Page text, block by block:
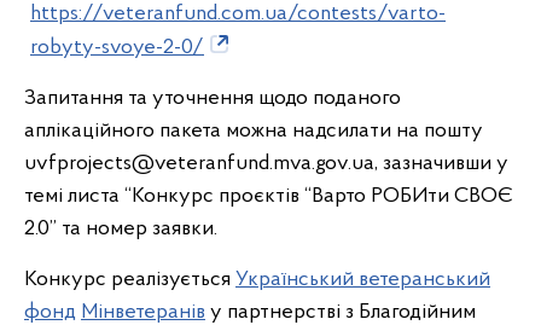
https://veteranfund.com.ua/contests/varto-
robyty-svoye-2-0/
Запитання та уточнення щодо поданого
аплікаційного пакета можна надсилати на пошту
uvfprojects@veteranfund.mva.gov.ua, зазначивши у
темі листа “Конкурс проєктів “Варто РОБИти СВОЄ
2.0” та номер заявки.
Конкурс реалізується Український ветеранський
фонд Мінветеранів у партнерстві з Благодійним